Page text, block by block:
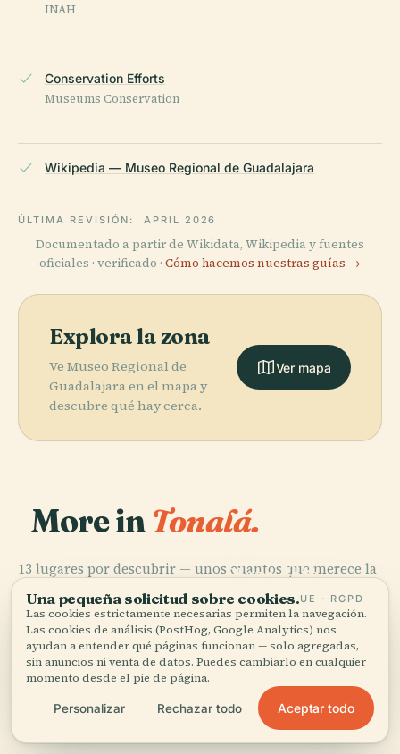
INAH
Conservation Efforts
Museums Conservation
Wikipedia — Museo Regional de Guadalajara
ÚLTIMA REVISIÓN: APRIL 2026
Documentado a partir de Wikidata, Wikipedia y fuentes
oficiales · verificado · Cómo hacemos nuestras guías →
Explora la zona
Ve Museo Regional de
Guadalajara en el mapa y
descubre qué hay cerca.
Ver mapa
More in Tonalá.
13 lugares por descubrir — unos cuantos que merece la
PLACE
Acuario Michin
Guadalajara
Plaza de la
Liberación
(Guadalajara)
PLACE
Plaza
Guadalajara
Municipio de
Guadalajara
Los 13 lugares de Tonalá
Una pequeña solicitud sobre cookies.UE · RGPD
Las cookies estrictamente necesarias permiten la navegación.
Las cookies de análisis (PostHog, Google Analytics) nos
ayudan a entender qué páginas funcionan — solo agregadas,
sin anuncios ni venta de datos. Puedes cambiarlo en cualquier
momento desde el pie de página.
Personalizar Rechazar todo Aceptar todo